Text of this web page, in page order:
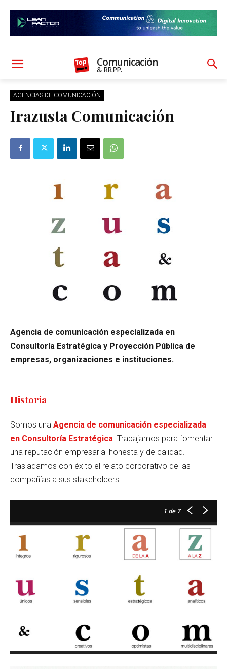
Comunicación
& RR.PP.
AGENCIAS DE COMUNICACIÓN
Irazusta Comunicación
Agencia de comunicación especializada en
Consultoría Estratégica y Proyección Pública de
empresas, organizaciones e instituciones.
Historia
Somos una Agencia de comunicación especializada
en Consultoría Estratégica . Trabajamos para fomentar
una reputación empresarial honesta y de calidad.
Trasladamos con éxito el relato corporativo de las
compañías a sus stakeholders.
1 de 7